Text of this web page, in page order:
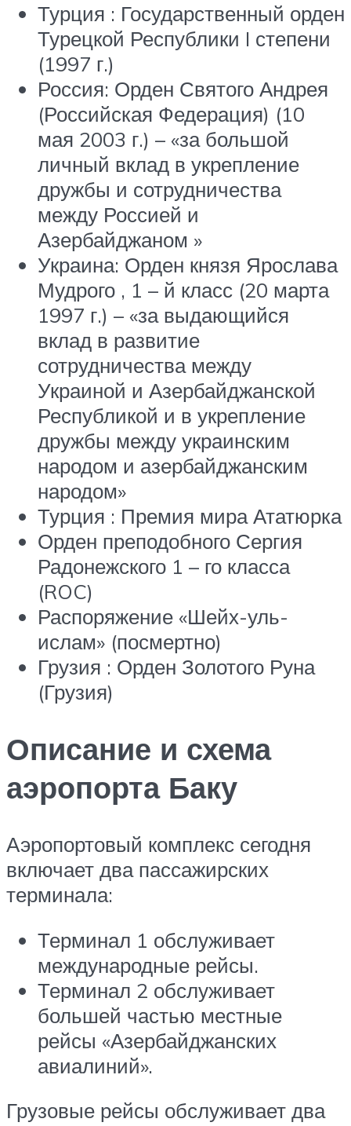
Турция : Государственный орден
Турецкой Республики I степени
(1997 г.)
Россия: Орден Святого Андрея
(Российская Федерация) (10
мая 2003 г.) – «за большой
личный вклад в укрепление
дружбы и сотрудничества
между Россией и
Азербайджаном »
Украина: Орден князя Ярослава
Мудрого , 1 – й класс (20 марта
1997 г.) – «за выдающийся
вклад в развитие
сотрудничества между
Украиной и Азербайджанской
Республикой и в укрепление
дружбы между украинским
народом и азербайджанским
народом»
Турция : Премия мира Ататюрка
Орден преподобного Сергия
Радонежского 1 – го класса
(ROC)
Распоряжение «Шейх-уль-
ислам» (посмертно)
Грузия : Орден Золотого Руна
(Грузия)
Описание и схема
аэропорта Баку
Аэропортовый комплекс сегодня
включает два пассажирских
терминала:
Терминал 1 обслуживает
международные рейсы.
Терминал 2 обслуживает
большей частью местные
рейсы «Азербайджанских
авиалиний».
Грузовые рейсы обслуживает два